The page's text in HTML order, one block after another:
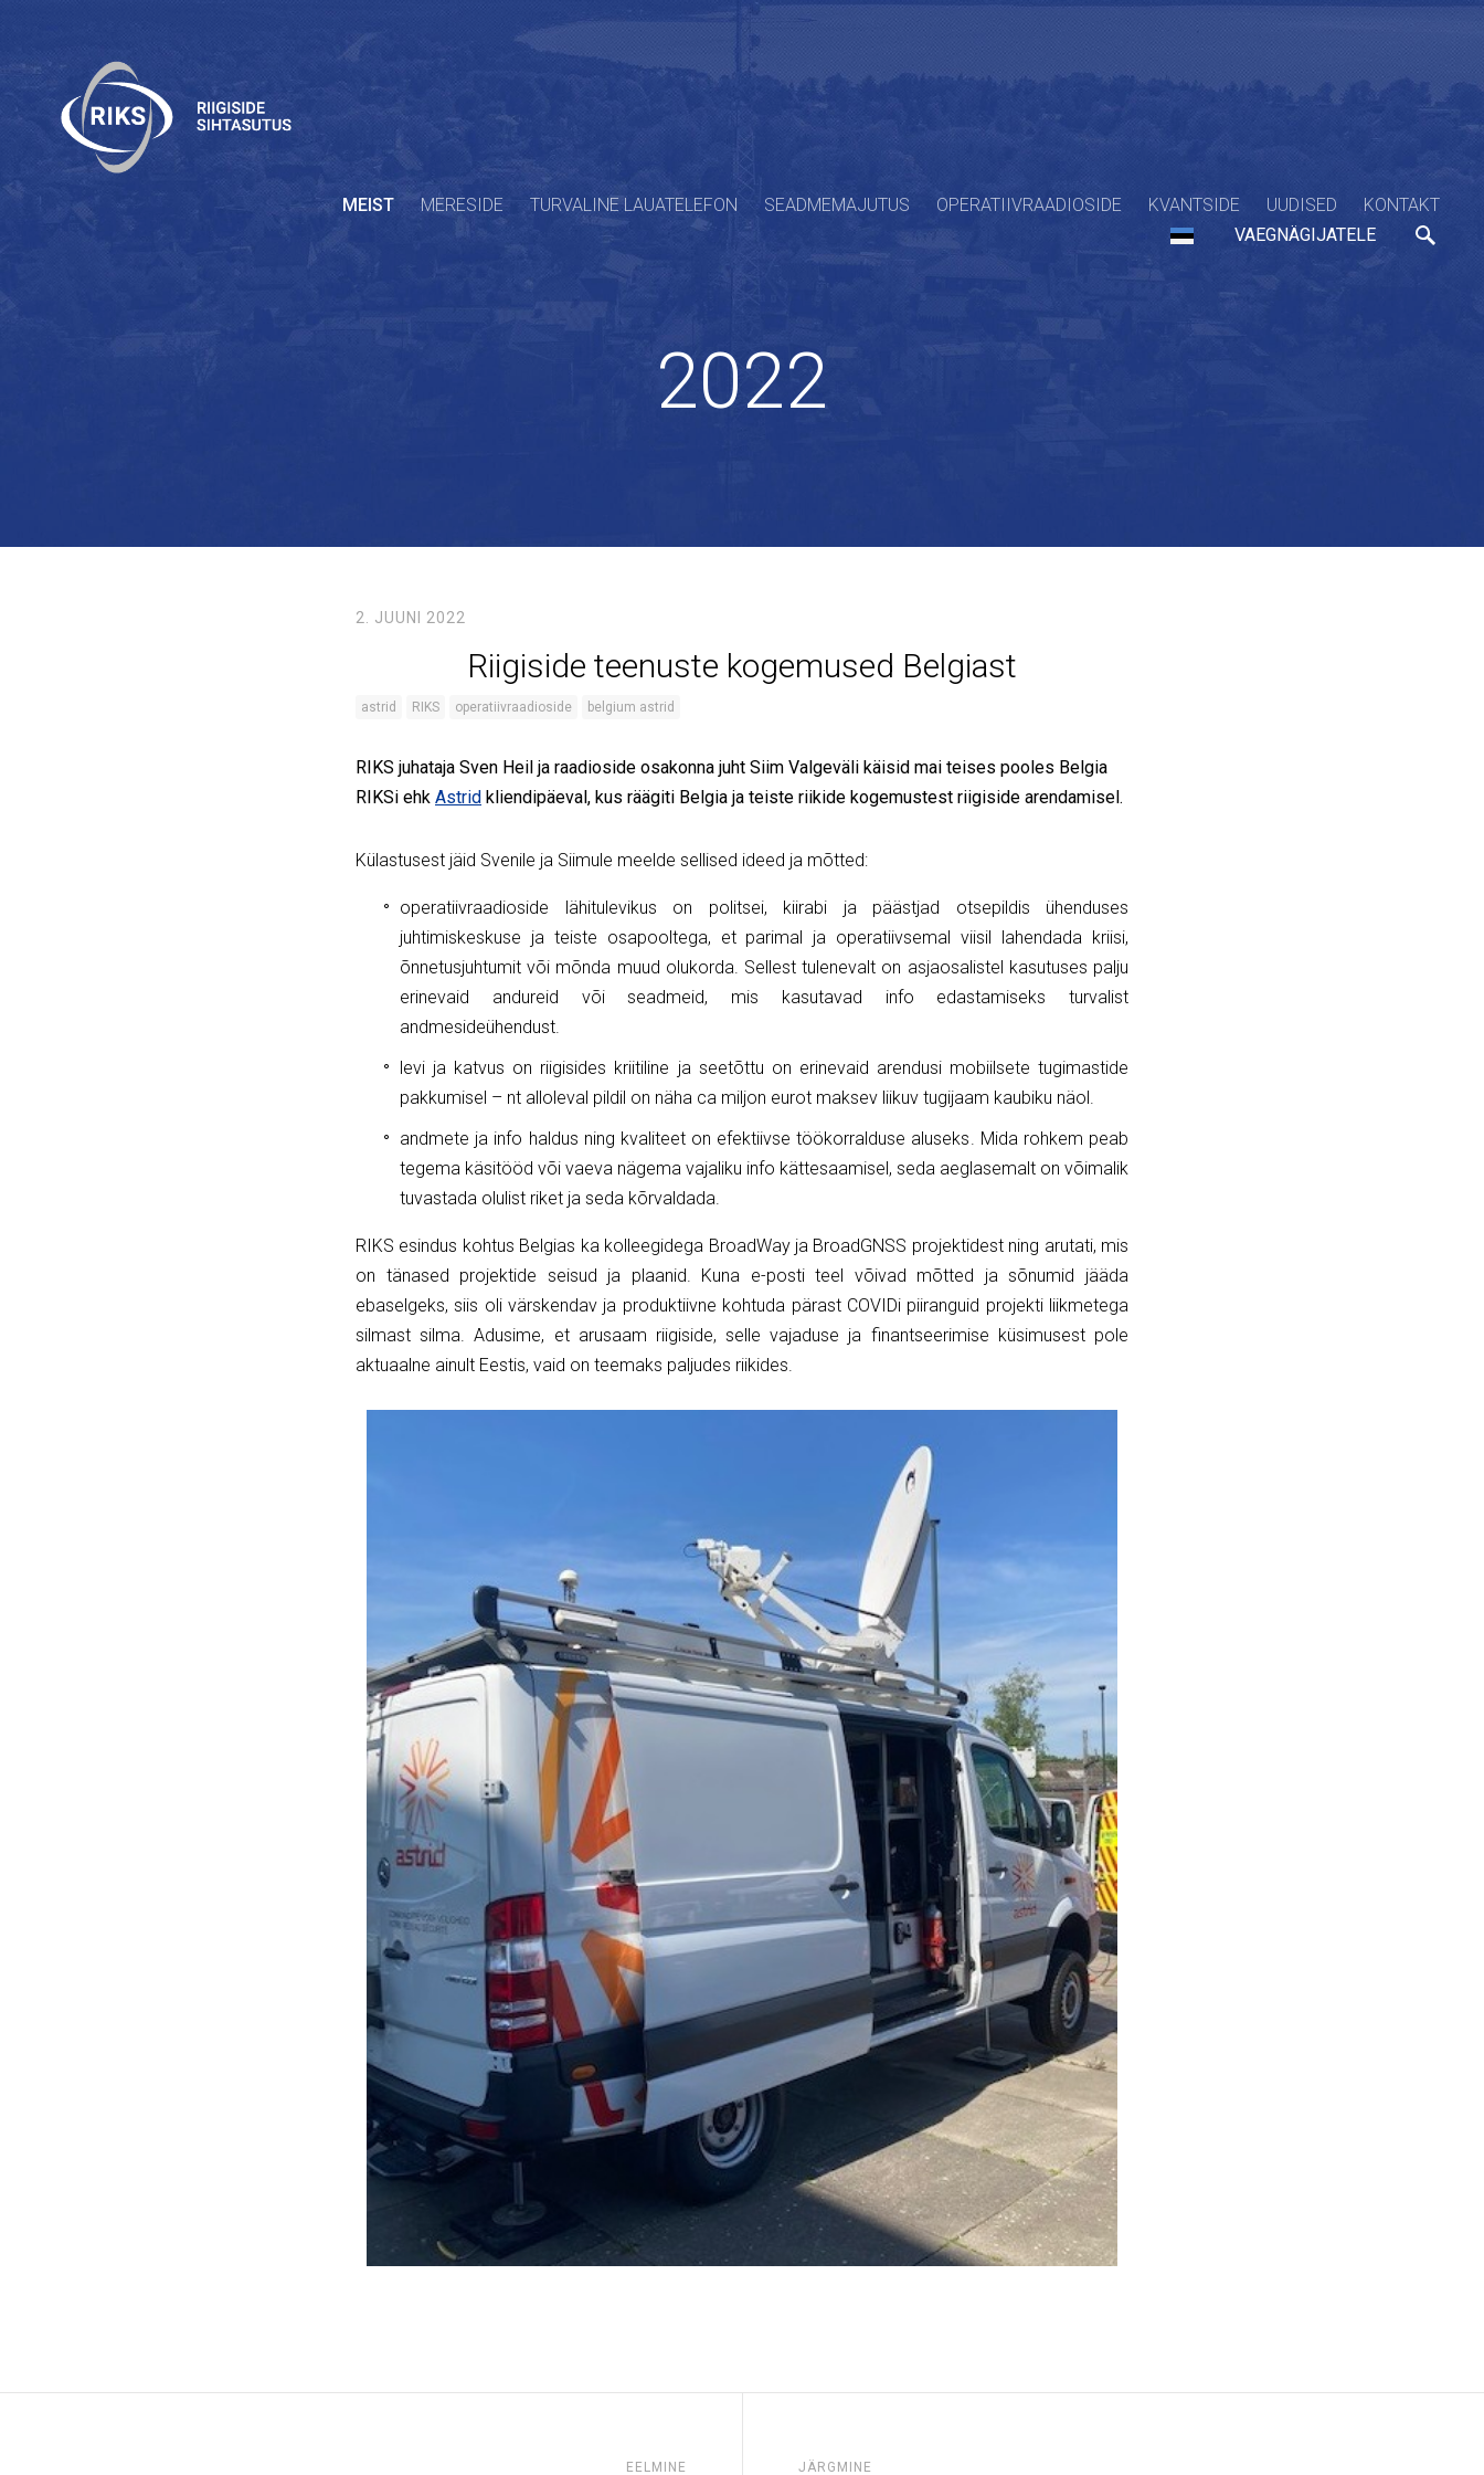
MEIST MERESIDE TURVALINE LAUATELEFON SEADMEMAJUTUS OPERATIIVRAADIOSIDE KVANTSIDE UUDISED
KONTAKT
VAEGNÄGIJATELE
2022
2. JUUNI 2022
Riigiside teenuste kogemused Belgiast
astrid RIKS operatiivraadioside belgium astrid
RIKS juhataja Sven Heil ja raadioside osakonna juht Siim Valgeväli käisid mai teises pooles Belgia
RIKSi ehk Astrid kliendipäeval, kus räägiti Belgia ja teiste riikide kogemustest riigiside arendamisel.
Külastusest jäid Svenile ja Siimule meelde sellised ideed ja mõtted:
operatiivraadioside lähitulevikus on politsei, kiirabi ja päästjad otsepildis ühenduses
juhtimiskeskuse ja teiste osapooltega, et parimal ja operatiivsemal viisil lahendada kriisi,
õnnetusjuhtumit või mõnda muud olukorda. Sellest tulenevalt on asjaosalistel kasutuses palju
erinevaid andureid või seadmeid, mis kasutavad info edastamiseks turvalist
andmesideühendust.
levi ja katvus on riigisides kriitiline ja seetõttu on erinevaid arendusi mobiilsete tugimastide
pakkumisel – nt alloleval pildil on näha ca miljon eurot maksev liikuv tugijaam kaubiku näol.
andmete ja info haldus ning kvaliteet on efektiivse töökorralduse aluseks. Mida rohkem peab
tegema käsitööd või vaeva nägema vajaliku info kättesaamisel, seda aeglasemalt on võimalik
tuvastada olulist riket ja seda kõrvaldada.
RIKS esindus kohtus Belgias ka kolleegidega BroadWay ja BroadGNSS projektidest ning arutati, mis
on tänased projektide seisud ja plaanid. Kuna e-posti teel võivad mõtted ja sõnumid jääda
ebaselgeks, siis oli värskendav ja produktiivne kohtuda pärast COVIDi piiranguid projekti liikmetega
silmast silma. Adusime, et arusaam riigiside, selle vajaduse ja finantseerimise küsimusest pole
aktuaalne ainult Eestis, vaid on teemaks paljudes riikides.
EELMINE JÄRGMINE